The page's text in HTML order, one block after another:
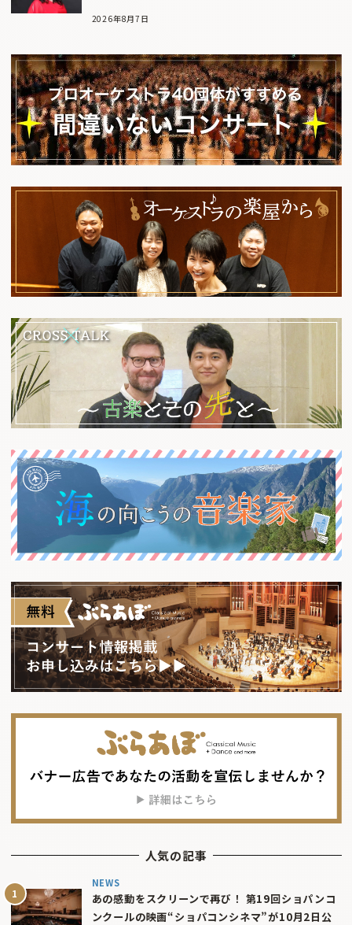
2026年8月7日
人気の記事
NEWS
あの感動をスクリーンで再び！ 第19回ショパンコ
ンクールの映画“ショパコンシネマ”が10月2日公